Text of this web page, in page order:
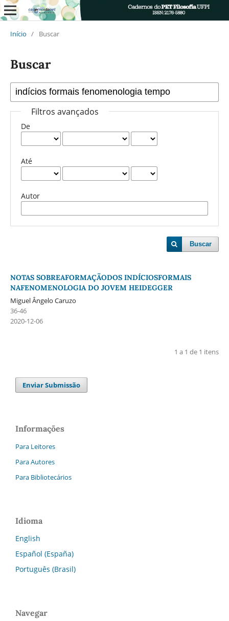
Início / Buscar
Buscar
Filtros avançados
De
Até
Autor
Buscar
NOTAS SOBREAFORMAÇÃODOS INDÍCIOSFORMAIS
NAFENOMENOLOGIA DO JOVEM HEIDEGGER
Miguel Ângelo Caruzo
36-46
2020-12-06
1 a 1 de 1 itens
Enviar Submissão
Informações
Para Leitores
Para Autores
Para Bibliotecários
Idioma
English
Español (España)
Português (Brasil)
Navegar